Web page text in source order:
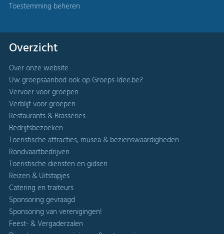
Toestemming beheren
Overzicht
Over onze website
Uw groepsaanbod ook op Groeps-Idee.be?
Vervoer voor groepen
Verblijf voor groepen
Restaurants & Brasseries
Bedrijfsbezoeken
Toeristische attracties, musea & bezienswaardigheden
Rondvaartbedrijven
Toeristische diensten en gidsen
Reizen & Uitstapjes
Catering en traiteurs
Sponsoring gevraagd
Sponsoring van verenigingen!
Feest- & Vergaderzalen